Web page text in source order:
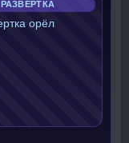
РАЗВЕРТКА